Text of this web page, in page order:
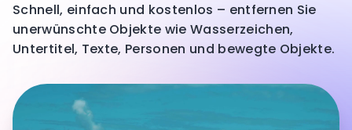
Schnell, einfach und kostenlos – entfernen Sie
unerwünschte Objekte wie Wasserzeichen,
Untertitel, Texte, Personen und bewegte Objekte.